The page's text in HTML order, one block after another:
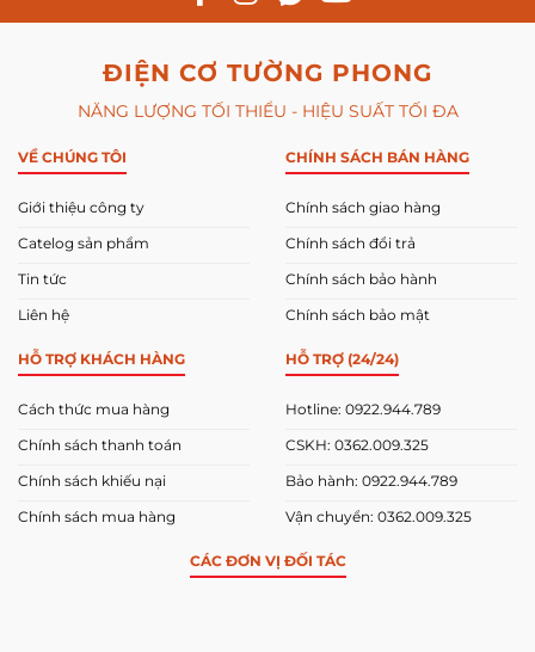
ĐIỆN CƠ TƯỜNG PHONG
NĂNG LƯỢNG TỐI THIỂU - HIỆU SUẤT TỐI ĐA
VỀ CHÚNG TÔI
Giới thiệu công ty
Catelog sản phẩm
Tin tức
Liên hệ
CHÍNH SÁCH BÁN HÀNG
Chính sách giao hàng
Chính sách đổi trả
Chính sách bảo hành
Chính sách bảo mật
HỖ TRỢ KHÁCH HÀNG
Cách thức mua hàng
Chính sách thanh toán
Chính sách khiếu nại
Chính sách mua hàng
HỖ TRỢ (24/24)
Hotline: 0922.944.789
CSKH: 0362.009.325
Bảo hành: 0922.944.789
Vận chuyển: 0362.009.325
CÁC ĐƠN VỊ ĐỐI TÁC